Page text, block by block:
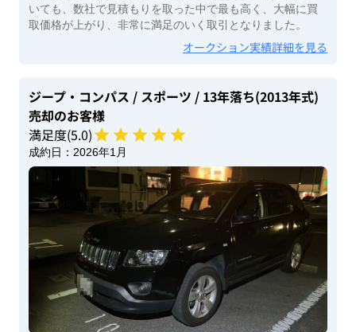
いても、数社で見積もりを取った中で最も高く、大幅に買
取価格が上がり、非常に満足のいく取引となりました。
オークション実績詳細を見る
ジープ・コンパス / スポーツ / 13年落ち(2013年式)
売却のお客様
満足度(5.0)
成約日： 2026年1月